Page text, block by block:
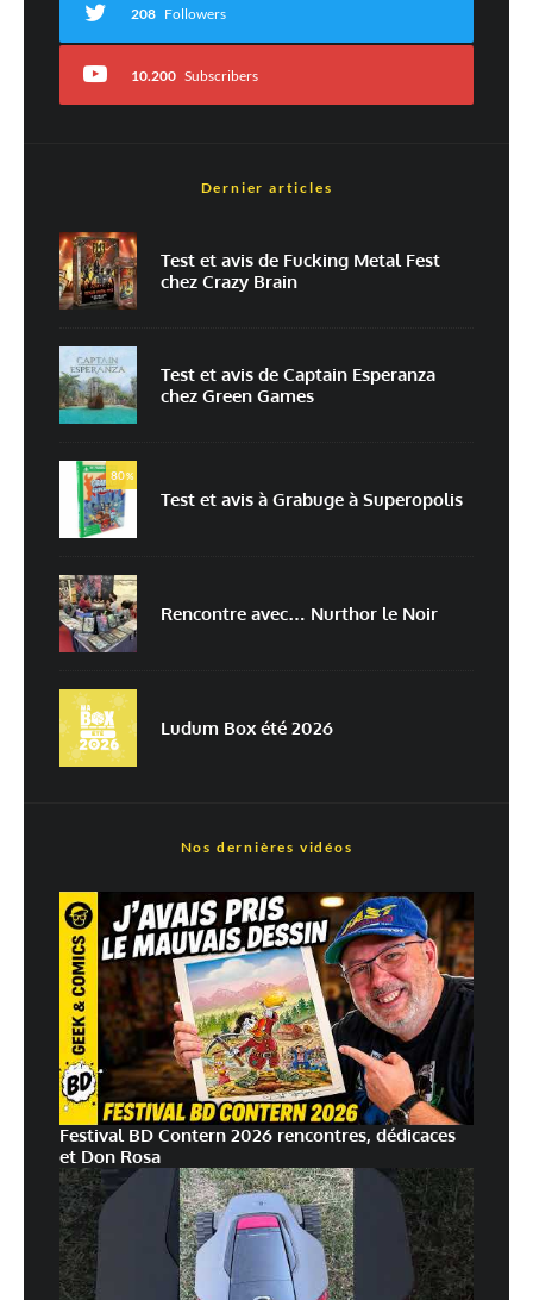
Non Oui
*
E-mail* Site web
Enregistrer mon nom, mon e-mail et mon site dans le navigateur pour
mon prochain commentaire.
Prévenez-moi de tous les nouveaux commentaires par e-mail.
Prévenez-moi de tous les nouveaux articles par e-mail.
208 Followers
10.200 Subscribers
Dernier articles
Test et avis de Fucking Metal Fest
chez Crazy Brain
Test et avis de Captain Esperanza
chez Green Games
80%
Test et avis à Grabuge à Superopolis
Rencontre avec… Nurthor le Noir
Ludum Box été 2026
Nos dernières vidéos
Festival BD Contern 2026 rencontres, dédicaces
et Don Rosa